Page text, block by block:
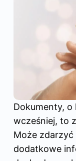
Dokumenty,
wcześniej, to
Może zdarzyć
dodatkowe